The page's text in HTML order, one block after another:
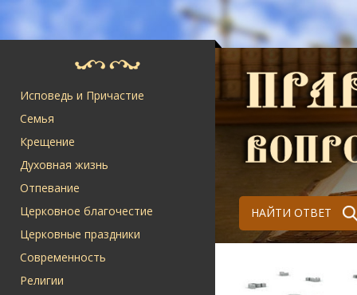
Исповедь и Причастие
Семья
Крещение
Духовная жизнь
Отпевание
Церковное благочестие
Церковные праздники
Современность
Религии
НАЙТИ ОТВЕТ